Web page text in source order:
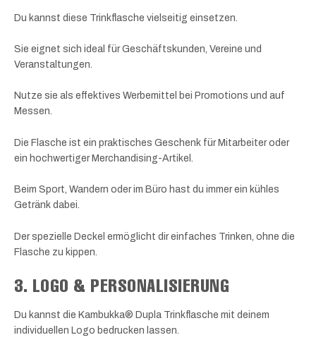
Du kannst diese Trinkflasche vielseitig einsetzen.
Sie eignet sich ideal für Geschäftskunden, Vereine und
Veranstaltungen.
Nutze sie als effektives Werbemittel bei Promotions und auf
Messen.
Die Flasche ist ein praktisches Geschenk für Mitarbeiter oder
ein hochwertiger Merchandising-Artikel.
Beim Sport, Wandern oder im Büro hast du immer ein kühles
Getränk dabei.
Der spezielle Deckel ermöglicht dir einfaches Trinken, ohne die
Flasche zu kippen.
3. LOGO & PERSONALISIERUNG
Du kannst die Kambukka® Dupla Trinkflasche mit deinem
individuellen Logo bedrucken lassen.